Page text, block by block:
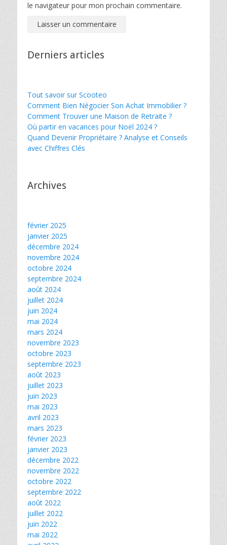
le navigateur pour mon prochain commentaire.
Derniers articles
Tout savoir sur Scooteo
Comment Bien Négocier Son Achat Immobilier ?
Comment Trouver une Maison de Retraite ?
Où partir en vacances pour Noël 2024 ?
Quand Devenir Propriétaire ? Analyse et Conseils
avec Chiffres Clés
Archives
février 2025
janvier 2025
décembre 2024
novembre 2024
octobre 2024
septembre 2024
août 2024
juillet 2024
juin 2024
mai 2024
mars 2024
novembre 2023
octobre 2023
septembre 2023
août 2023
juillet 2023
juin 2023
mai 2023
avril 2023
mars 2023
février 2023
janvier 2023
décembre 2022
novembre 2022
octobre 2022
septembre 2022
août 2022
juillet 2022
juin 2022
mai 2022